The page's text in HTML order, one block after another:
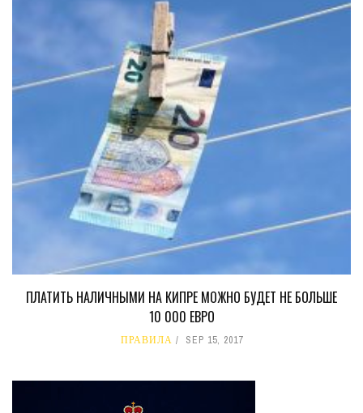
ПЛАТИТЬ НАЛИЧНЫМИ НА КИПРЕ МОЖНО БУДЕТ НЕ БОЛЬШЕ
10 000 ЕВРО
ПРАВИЛА SEP 15, 2017